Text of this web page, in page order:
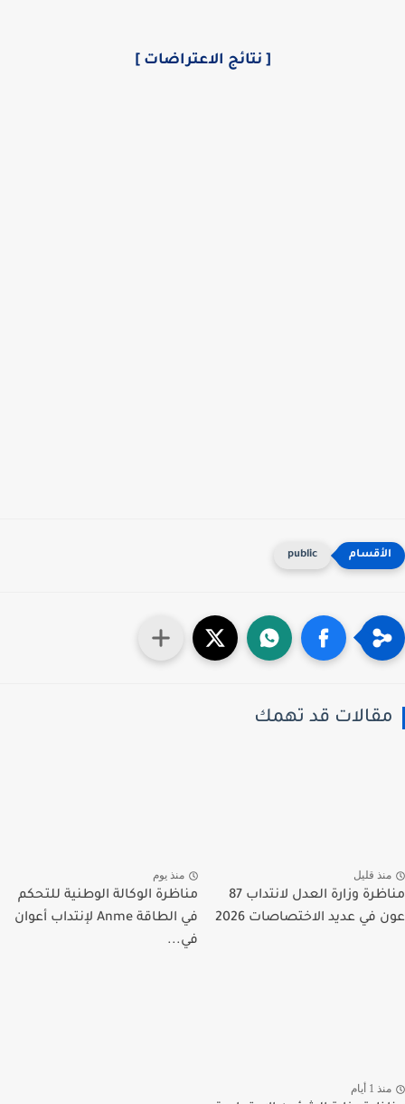
[ نتائج الاعتراضات ]
public
قد تهمك
قليل
مناظرة وزارة العدل لانتداب 87
في عديد الاختصاصات 2026
منذ يوم
مناظرة الوكالة الوطنية للتحكم
في الطاقة Anme لإنتداب أعوان
في...
1 أيام